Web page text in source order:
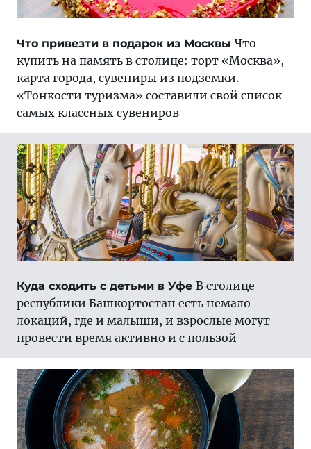
Что привезти в подарок из Москвы Что
купить на память в столице: торт «Москва»,
карта города, сувениры из подземки.
«Тонкости туризма» составили свой список
самых классных сувениров
Куда сходить с детьми в Уфе В столице
республики Башкортостан есть немало
локаций, где и малыши, и взрослые могут
провести время активно и с пользой